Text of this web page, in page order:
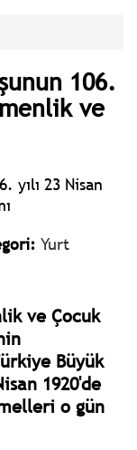
106.
ve
Yurt
ve Çocuk
Büyük
1920'de
o gün